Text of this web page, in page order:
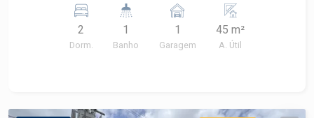
comércio; ótima opção.
2
Dorm.
1
Banho
1
Garagem
45 m²
A. Útil